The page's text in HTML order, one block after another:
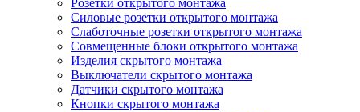
Розетки открытого монтажа
Силовые розетки открытого монтажа
Слаботочные розетки открытого монтажа
Совмещенные блоки открытого монтажа
Изделия скрытого монтажа
Выключатели скрытого монтажа
Датчики скрытого монтажа
Кнопки скрытого монтажа